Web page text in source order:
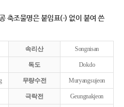
축조물명은 붙임표(-) 없이 붙여 쓴
속리산 Songnisan
독도 Dokdo
무량수전 Muryangsujeon
극락전 Geungnakjeon